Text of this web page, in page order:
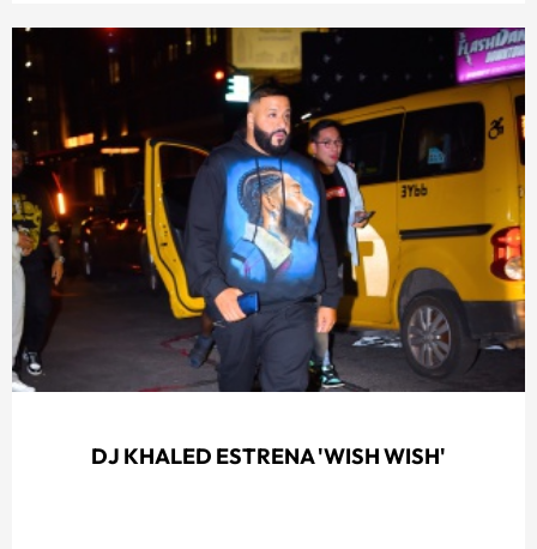
DJ KHALED ESTRENA 'WISH WISH'